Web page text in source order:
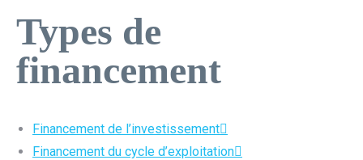
Types de
financement
Financement de l’investissement
Financement du cycle d’exploitation